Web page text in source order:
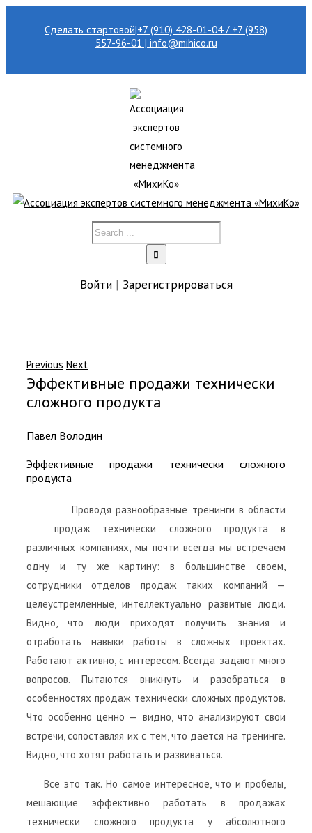
Сделать стартовой|+7 (910) 428-01-04 / +7 (958)
557-96-01 | info@mihico.ru
Войти| Зарегистрироваться
Previous Next
Эффективные продажи технически
сложного продукта
Павел Володин
Эффективные продажи технически сложного
продукта
Проводя разнообразные тренинги в области
продаж технически сложного продукта в
различных компаниях, мы почти всегда мы встречаем
одну и ту же картину: в большинстве своем,
сотрудники отделов продаж таких компаний —
целеустремленные, интеллектуально развитые люди.
Видно, что люди приходят получить знания и
отработать навыки работы в сложных проектах.
Работают активно, с интересом. Всегда задают много
вопросов. Пытаются вникнуть и разобраться в
особенностях продаж технически сложных продуктов.
Что особенно ценно — видно, что анализируют свои
встречи, сопоставляя их с тем, что дается на тренинге.
Видно, что хотят работать и развиваться.
Все это так. Но самое интересное, что и пробелы,
мешающие эффективно работать в продажах
технически сложного продукта у абсолютного